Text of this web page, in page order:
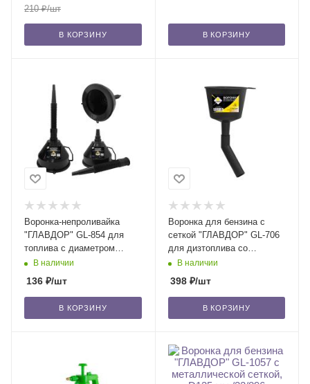
210₽/шт
В КОРЗИНУ В КОРЗИНУ
Воронка-непроливайка
"ГЛАВДОР" GL-854 для
топлива с диаметром
горлышка 160 мм, /18/504
В наличии
136 ₽/шт
В КОРЗИНУ
Воронка для бензина с
сеткой "ГЛАВДОР" GL-706
для дизтоплива со
съемным носиком, D175 мм
В наличии
398₽/шт
В КОРЗИНУ